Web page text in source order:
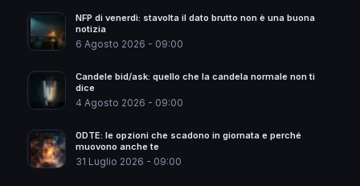
NFP di venerdì: stavolta il dato brutto non è una buona
notizia
6 Agosto 2026 - 09:00
Candele bid/ask: quello che la candela normale non ti
dice
4 Agosto 2026 - 09:00
0DTE: le opzioni che scadono in giornata e perché
muovono anche te
31 Luglio 2026 - 09:00